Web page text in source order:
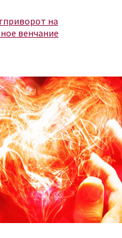
приворот на
венчание